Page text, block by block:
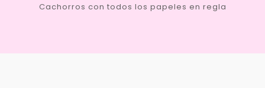
Cachorros con todos los papeles en regla